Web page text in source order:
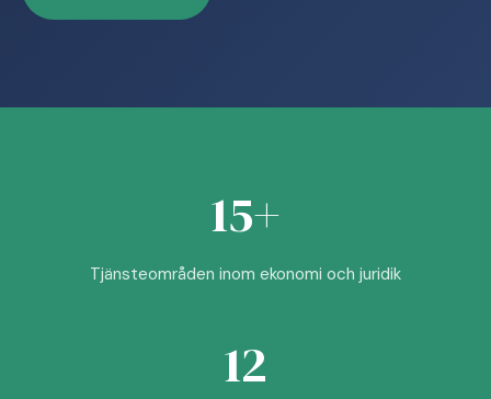
15+
Tjänsteområden inom ekonomi och juridik
12